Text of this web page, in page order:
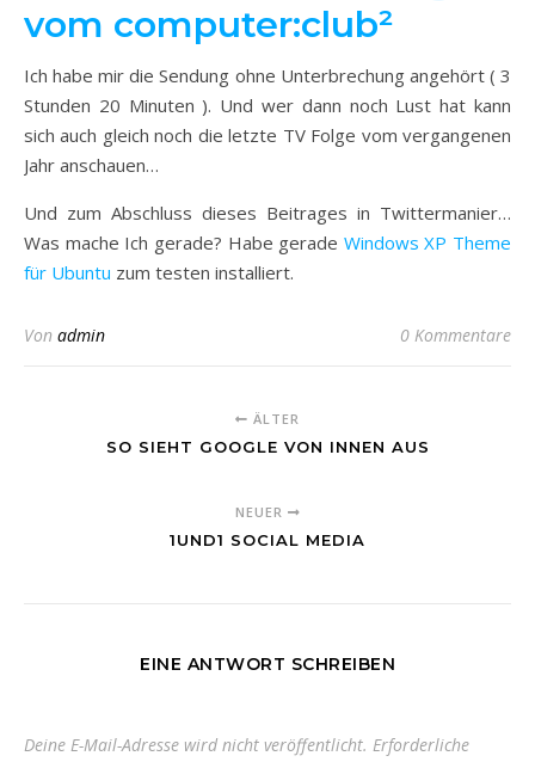
vom computer:club²
Ich habe mir die Sendung ohne Unterbrechung angehört ( 3
Stunden 20 Minuten ). Und wer dann noch Lust hat kann
sich auch gleich noch die letzte TV Folge vom vergangenen
Jahr anschauen…
Und zum Abschluss dieses Beitrages in Twittermanier…
Was mache Ich gerade? Habe gerade Windows XP Theme
für Ubuntu zum testen installiert.
Von admin 0 Kommentare
ÄLTER
SO SIEHT GOOGLE VON INNEN AUS
NEUER
1UND1 SOCIAL MEDIA
EINE ANTWORT SCHREIBEN
Deine E-Mail-Adresse wird nicht veröffentlicht. Erforderliche